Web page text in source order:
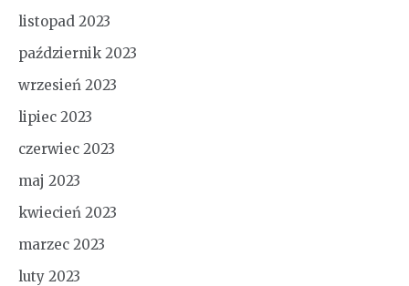
listopad 2023
październik 2023
wrzesień 2023
lipiec 2023
czerwiec 2023
maj 2023
kwiecień 2023
marzec 2023
luty 2023